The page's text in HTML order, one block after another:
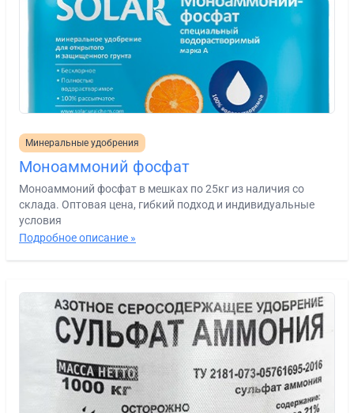
Минеральные удобрения
Моноаммоний фосфат
Моноаммоний фосфат в мешках по 25кг из наличия со
склада. Оптовая цена, гибкий подход и индивидуальные
условия
Подробное описание »